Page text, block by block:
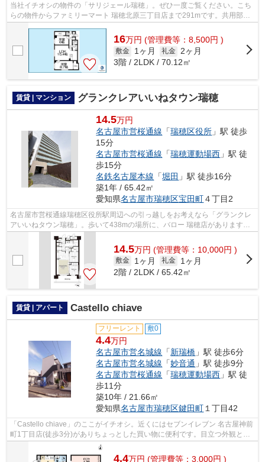
当社イチオシの物件の「サリジェール瑞穂」。ぜひ一度ご覧ください。こち
らの物件からファミリーマート 瑞穂北原三丁目店まで291mです。共用部に
は敷地内ごみ置き場・エレベータなどが...
16万円 (管理費等：8,500円 )
敷金 1ヶ月 礼金
2ヶ月
3階 / 2LDK / 70.12㎡
賃貸 | マンション グランクレアいいねタウン瑞穂
14.5万円
名古屋市営桜通線 「瑞穂区役所 」駅 徒歩
15分
名古屋市営桜通線 「瑞穂運動場西 」駅 徒
歩15分
名鉄名古屋本線 「堀田 」駅 徒歩16分
築1年 / 65.42㎡
愛知県名古屋市瑞穂区宝田町４丁目2
名古屋市営桜通線瑞穂区役所駅周辺への引っ越しをお考えなら「グランクレ
アいいねタウン瑞穂」。歩いて438mの場所に、バロー 瑞穂店があります。
地上10階建ての物件です。アロックホー...
14.5万円 (管理費等：10,000円 )
敷金 1ヶ月 礼金
1ヶ月
2階 / 2LDK / 65.42㎡
賃貸 | アパート Castello chiave
フリーレント 敷0
4.4万円
名古屋市営名城線 「新瑞橋 」駅 徒歩6分
名古屋市営名城線 「妙音通 」駅 徒歩9分
名古屋市営桜通線 「瑞穂運動場西 」駅 徒
歩11分
築10年 / 21.66㎡
愛知県名古屋市瑞穂区鍵田町 １丁目42
「Castello chiave」のここがイチオシ。近くにはセブンイレブン 名古屋神前
町1丁目店(徒歩3分)がありちょっとした買い物に便利です。目立つ外観と洗
練された設計の内装を持つデザイナ...
4.4万円 (管理費等：3,000円 )